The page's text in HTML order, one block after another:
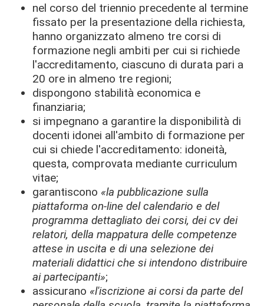
nel corso del triennio precedente al termine
fissato per la presentazione della richiesta,
hanno organizzato almeno tre corsi di
formazione negli ambiti per cui si richiede
l'accreditamento, ciascuno di durata pari a
20 ore in almeno tre regioni;
dispongono stabilità economica e
finanziaria;
si impegnano a garantire la disponibilità di
docenti idonei all'ambito di formazione per
cui si chiede l'accreditamento: idoneità,
questa, comprovata mediante curriculum
vitae;
garantiscono «la pubblicazione sulla
piattaforma on-line del calendario e del
programma dettagliato dei corsi, dei cv dei
relatori, della mappatura delle competenze
attese in uscita e di una selezione dei
materiali didattici che si intendono distribuire
ai partecipanti»;
assicurano «l'iscrizione ai corsi da parte del